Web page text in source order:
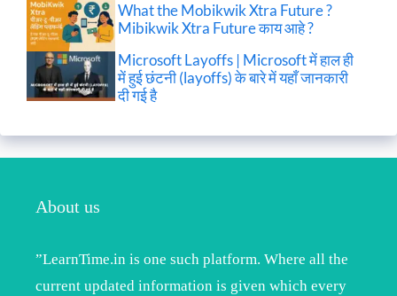
What the Mobikwik Xtra Future ?
Mibikwik Xtra Future काय आहे ?
Microsoft Layoffs | Microsoft में हाल ही
में हुई छंटनी (layoffs) के बारे में यहाँ जानकारी
दी गई है
About us
”LearnTime.in is one such platform. Where all the
current updated information is given which every